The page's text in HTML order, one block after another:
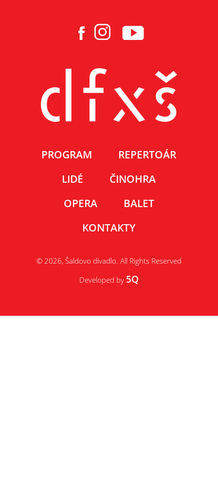
PROGRAM
REPERTOÁR
LIDÉ
ČINOHRA
OPERA
BALET
KONTAKTY
© 2026, Šaldovo divadlo. All Rights Reserved
Developed by 5Q